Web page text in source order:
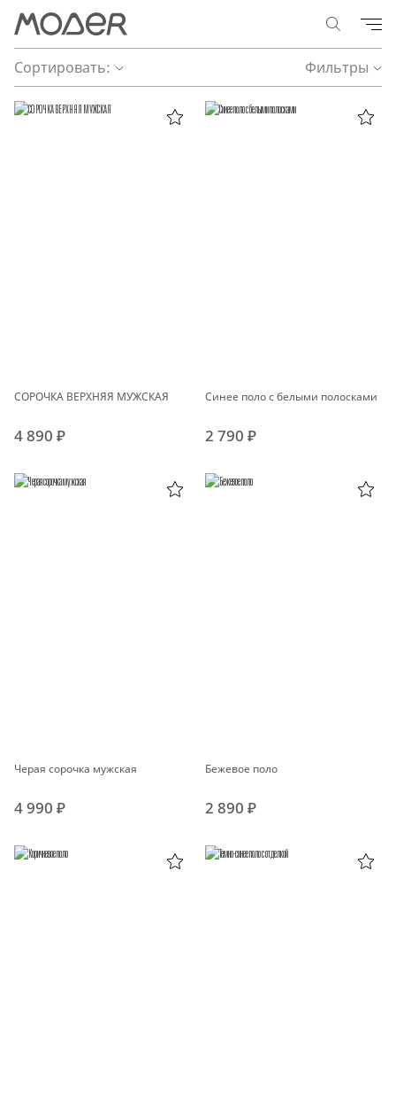
Сортировать: Фильтры
СОРОЧКА ВЕРХНЯЯ МУЖСКАЯ
4 890 ₽
Синее поло с белыми полосками
2 790 ₽
Черая сорочка мужская
4 990 ₽
Бежевое поло
2 890 ₽